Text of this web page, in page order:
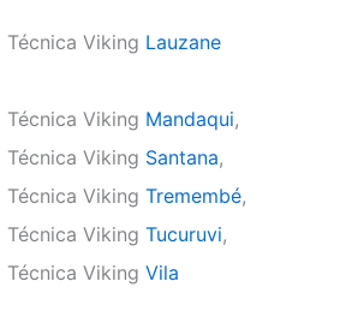
Técnica Viking Lauzane
Técnica Viking Mandaqui,
Técnica Viking Santana,
Técnica Viking Tremembé,
Técnica Viking Tucuruvi,
Técnica Viking Vila